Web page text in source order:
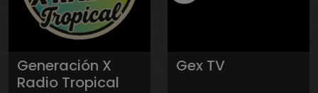
Generación X
Radio Tropical
Gex TV